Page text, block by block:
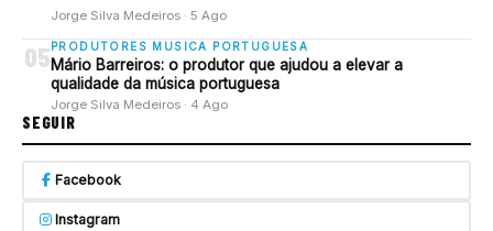
Jorge Silva Medeiros · 5 Ago
05 PRODUTORES MUSICA PORTUGUESA
Mário Barreiros: o produtor que ajudou a elevar a
qualidade da música portuguesa
Jorge Silva Medeiros · 4 Ago
SEGUIR
Facebook
Instagram